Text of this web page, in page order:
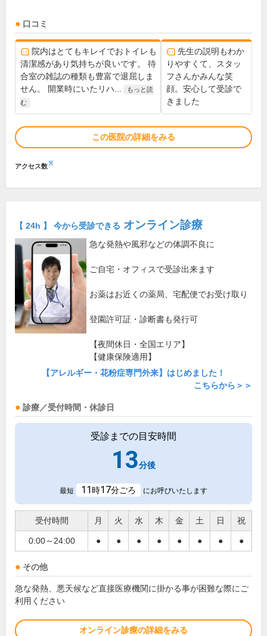
口コミ
院内はとてもキレイでおトイレも
清潔感があり気持ちが良いです。 待
合室の雑誌の種類も豊富で退屈しま
せん。 開業時にいたリハ...
もっと読
む
先生の説明もわか
りやすくて、スタッ
フさんかみんな笑
顔。安心して受診で
きました
この医院の詳細をみる
アクセス数※
【 24h 】 今から受診できる オンライン診療
急な発熱や風邪などの体調不良に
ご自宅・オフィスで受診出来ます
お薬はお近くの薬局、宅配便でお受け取り
登園許可証・診断書も発行可
【夜間休日・全国エリア】
【健康保険適用】
【アレルギー・花粉症専門外来】はじめました！
こちらから＞＞
診療／受付時間・休診日
受診までの目安時間
13分後
最短 11時17分ごろ にお呼びいたします
受付時間 月 火 水 木 金 土 日 祝
0:00～24:00 ● ● ● ● ● ● ● ●
その他
急な発熱、悪天候など直接医療機関に掛かる事が困難な際にご
利用ください
オンライン診療の詳細をみる